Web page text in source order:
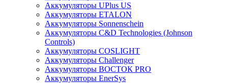
Аккумуляторы UPlus US
Аккумуляторы ETALON
Аккумуляторы Sonnenschein
Аккумуляторы С&D Technologies (Johnson
Controls)
Аккумуляторы COSLIGHT
Аккумуляторы Challenger
Аккумуляторы ВОСТОК PRO
Аккумуляторы EnerSys